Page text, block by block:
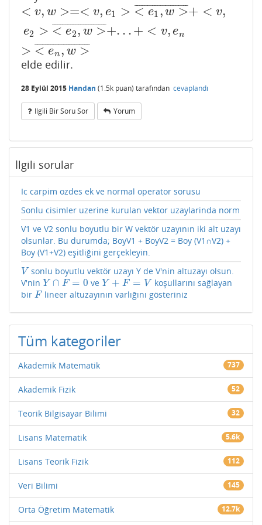
< v, w >=< v, e1 > < e1,w >
¯ ¯
¯¯¯¯¯¯¯¯¯¯¯¯¯¯¯¯¯¯¯+ < v,
e2 > < e2, w >
¯ ¯
¯¯¯¯¯¯¯¯¯¯¯¯¯¯¯¯¯¯¯+. . .+ < v, en
> < en,w >
¯ ¯
¯¯¯¯¯¯¯¯¯¯¯¯¯¯¯¯¯¯¯
<v w>=< v,e1>< e1 w> ¯+ <v, e2><e2 ,w>¯ +.. +<
elde edilir.
28 Eylül 2015 Handan (1.5k puan) tarafından cevaplandı
Ilgili Bir Soru Sor Yorum
İlgili sorular
Ic carpim ozdes ek ve normal operator sorusu
Sonlu cisimler uzerine kurulan vektor uzaylarinda norm
V1 ve V2 sonlu boyutlu bir W vektör uzayının iki alt uzayı
olsunlar. Bu durumda; BoyV1 + BoyV2 = Boy (V1∩V2) +
Boy (V1+V2) eşitliğini gerçekleyin.
V
V sonlu boyutlu vektör uzayı Y de V'nin altuzayı olsun.
V'nin Y ∩ F = 0
Y∩ F= 0 veY + F = V
Y+ F= V
koşullarını sağlayan
bir F
F lineer altuzayının varlığını gösteriniz
Tüm kategoriler
Akademik Matematik 737
Akademik Fizik 52
Teorik Bilgisayar Bilimi 32
Lisans Matematik 5.6k
Lisans Teorik Fizik 112
Veri Bilimi 145
Orta Öğretim Matematik 12.7k